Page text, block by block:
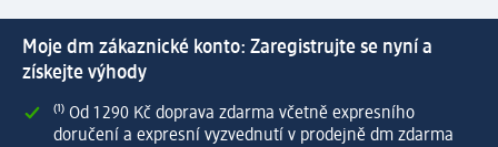
Moje dm zákaznické konto: Zaregistrujte se nyní a
získejte výhody
⁽¹⁾ Od 1 290 Kč doprava zdarma včetně expresního
doručení a expresní vyzvednutí v prodejně dm zdarma